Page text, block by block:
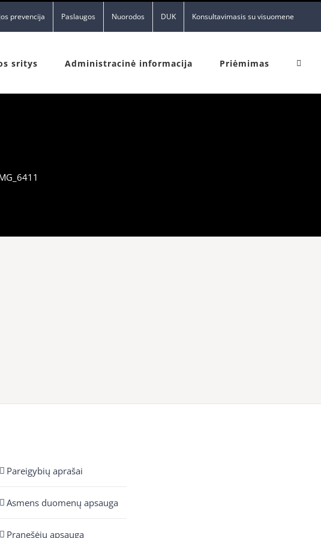
prevencija Paslaugos Nuorodos DUK Konsultavimasis su visuomene
sritys Administracinė informacija Priėmimas
Pareigybių aprašai
Asmens duomenų apsauga
Pranešėjų apsauga